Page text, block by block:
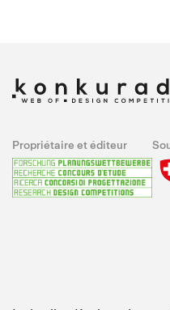
Propriétaire et éditeur